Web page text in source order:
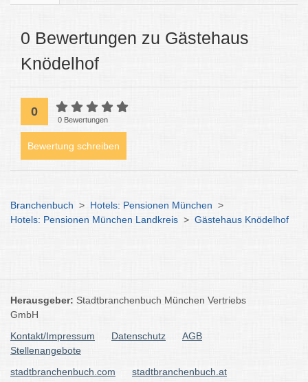
0 Bewertungen zu Gästehaus
Knödelhof
0
0 Bewertungen
Bewertung schreiben
Branchenbuch > Hotels: Pensionen München >
Hotels: Pensionen München Landkreis > Gästehaus Knödelhof
Herausgeber: Stadtbranchenbuch München Vertriebs
GmbH
Kontakt/Impressum
Datenschutz
AGB
Stellenangebote
stadtbranchenbuch.com
stadtbranchenbuch.at